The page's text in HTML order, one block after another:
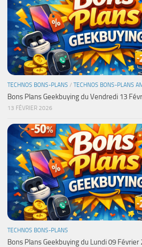
TECHNOS BONS-PLANS / TECHNOS BONS-PLANS
Bons Plans Geekbuying du Vendredi 13
13 FÉVRIER 2026
TECHNOS BONS-PLANS
Bons Plans Geekbuying du Lundi 09 Février